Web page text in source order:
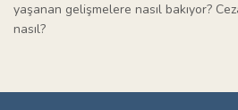
yaşanan gelişmelere nasıl bakıyor?
nasıl?